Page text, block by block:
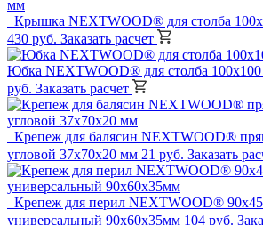
Крышка NEXTWOOD® для столба
430 руб. Заказать расчет
Юбка NEXTWOOD® для столба
руб. Заказать расчет
Крепеж для балясин NEXTWOOD®
угловой 37х70х20 мм 21 руб. Заказать
Крепеж для перил NEXTWOOD®
универсальный 90х60х35мм 104 руб.